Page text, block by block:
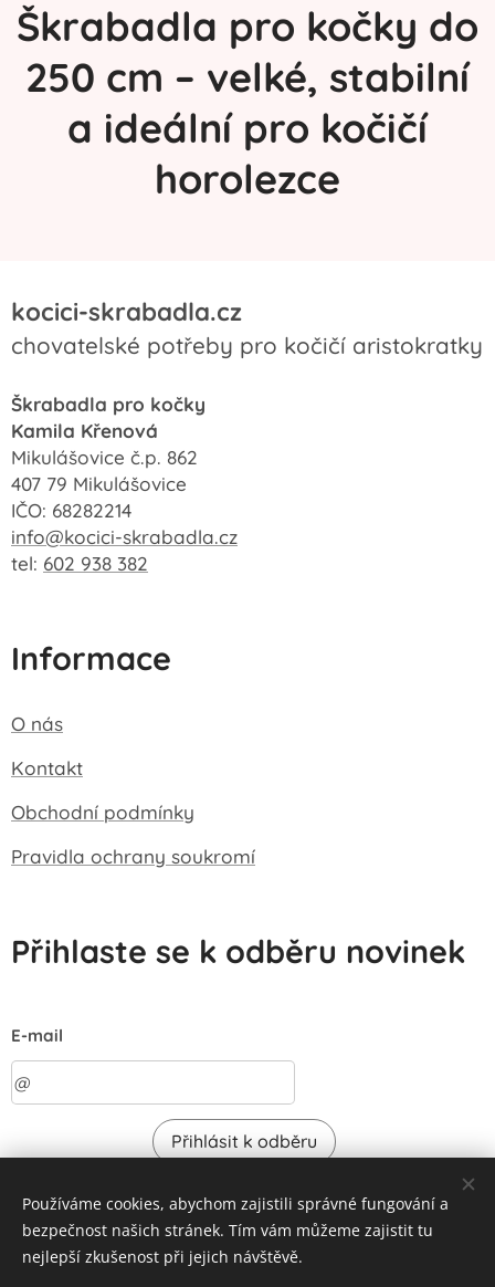
Škrabadla pro kočky do
250 cm – velké, stabilní
a ideální pro kočičí
horolezce
kocici-skrabadla.cz
chovatelské potřeby pro kočičí aristokratky
Škrabadla pro kočky
Kamila Křenová
Mikulášovice č.p. 862
407 79 Mikulášovice
IČO: 68282214
info@kocici-skrabadla.cz
tel: 602 938 382
Informace
O nás
Kontakt
Obchodní podmínky
Pravidla ochrany soukromí
Přihlaste se k odběru novinek
E-mail
Přihlásit k odběru
Používáme cookies, abychom zajistili správné fungování a
bezpečnost našich stránek. Tím vám můžeme zajistit tu
nejlepší zkušenost při jejich návštěvě.